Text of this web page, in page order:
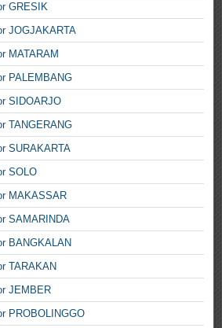
GRESIK
JOGJAKARTA
MATARAM
PALEMBANG
SIDOARJO
TANGERANG
SURAKARTA
SOLO
MAKASSAR
SAMARINDA
BANGKALAN
TARAKAN
JEMBER
PROBOLINGGO